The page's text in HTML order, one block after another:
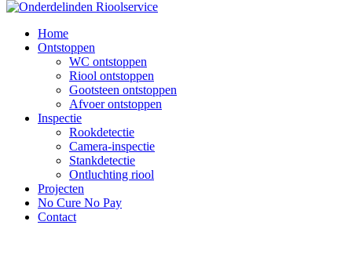
Home
Ontstoppen
WC ontstoppen
Riool ontstoppen
Gootsteen ontstoppen
Afvoer ontstoppen
Inspectie
Rookdetectie
Camera-inspectie
Stankdetectie
Ontluchting riool
Projecten
No Cure No Pay
Contact